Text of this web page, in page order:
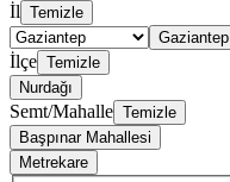
İl Temizle
Gaziantep
İlçe Temizle
Nurdağı
Semt/Mahalle Temizle
Başpınar Mahallesi
Metrekare